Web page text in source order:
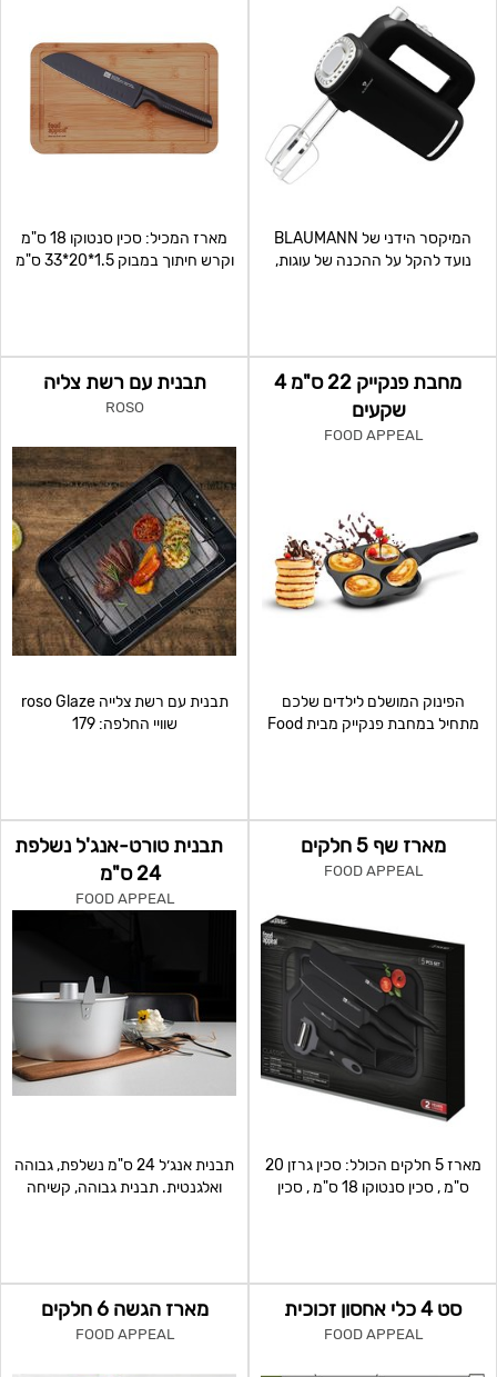
המיקסר הידני של BLAUMANN
נועד להקל על ההכנה של עוגות,
מארז המכיל: סכין סנטוקו 18 ס"מ
וקרש חיתוך במבוק 1.5*20*33 ס"מ
מחבת פנקייק 22 ס"מ 4
שקעים
FOOD APPEAL
הפינוק המושלם לילדים שלכם
מתחיל במחבת פנקייק מבית Food
תבנית עם רשת צליה
ROSO
תבנית עם רשת צלייה roso Glaze
שוויי החלפה: 179
מארז שף 5 חלקים
FOOD APPEAL
מארז 5 חלקים הכולל: סכין גרזן 20
ס"מ , סכין סנטוקו 18 ס"מ , סכין
תבנית טורט-אנג'ל נשלפת
24 ס"מ
FOOD APPEAL
תבנית אנג׳ל 24 ס"מ נשלפת, גבוהה
ואלגנטית. תבנית גבוהה, קשיחה
סט 4 כלי אחסון זכוכית
FOOD APPEAL
מארז הגשה 6 חלקים
FOOD APPEAL